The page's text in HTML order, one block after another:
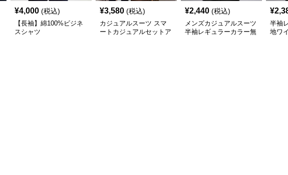
¥4,000 (税込)
【長袖】綿100%ビジネ
スシャツ
¥3,580 (税込)
カジュアルスーツ スマ
ートカジュアルセットア
¥2,440 (税込)
メンズカジュアルスーツ
半袖レギュラーカラー無
¥
半袖
地ワ